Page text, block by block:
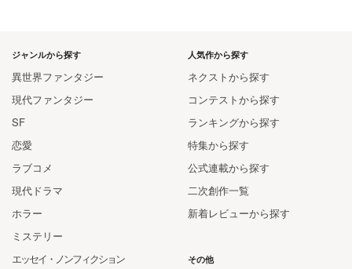
人気作から探す
ネクストから探す
コンテストから探す
ランキングから探す
特集から探す
公式連載から探す
二次創作一覧
新着レビューから探す
ジャンルから探す
異世界ファンタジー
現代ファンタジー
SF
恋愛
ラブコメ
現代ドラマ
ホラー
ミステリー
エッセイ・ノンフィクション
その他